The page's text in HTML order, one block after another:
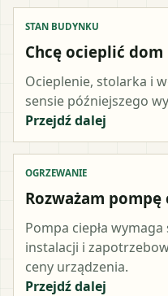
STAN BUDYNKU
Chcę ocieplić dom
Ocieplenie, stolarka i
sensie późniejszego
Przejdź dalej
OGRZEWANIE
Rozważam pompę
Pompa ciepła
instalacji i
ceny urządzenia.
Przejdź dalej